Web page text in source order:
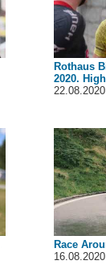
Rothaus
2020.
22.08.2020
Race
16.08.2020